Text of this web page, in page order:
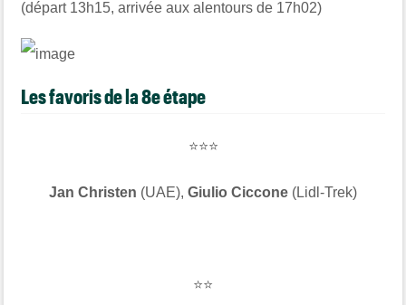
(départ 13h15, arrivée aux alentours de 17h02)
Les favoris de la 8e étape
⭐⭐⭐
Jan Christen (UAE), Giulio Ciccone (Lidl-Trek)
⭐⭐